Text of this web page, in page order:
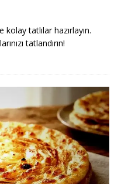
tatlılar hazırlayın.
tatlandırın!